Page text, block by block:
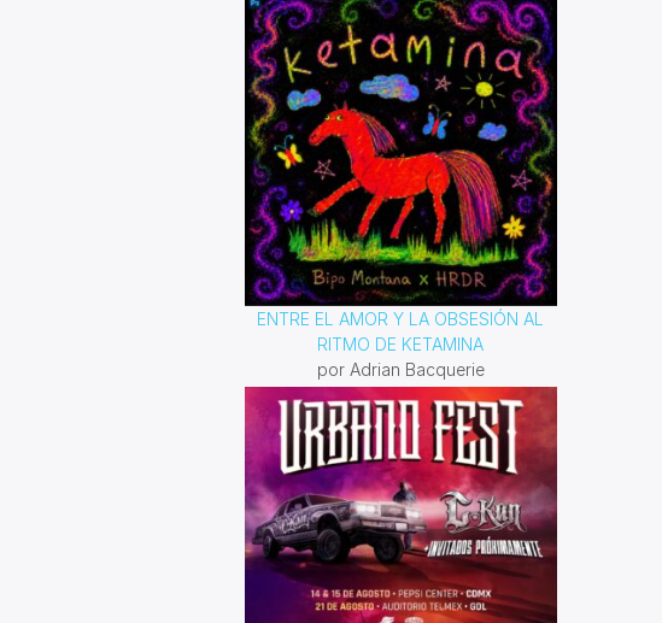
ENTRE EL AMOR Y LA OBSESIÓN AL
RITMO DE KETAMINA
por Adrian Bacquerie